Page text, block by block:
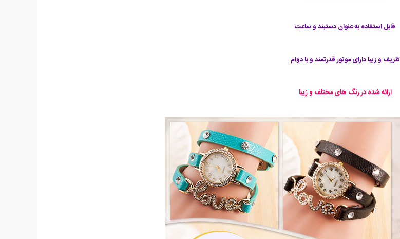
قابل استفاده به عنوان دستبند و ساعت
ظریف و زیبا دارای موتور قدرتمند و با دوام
ارائه شده در رنگ های مختلف و زیبا